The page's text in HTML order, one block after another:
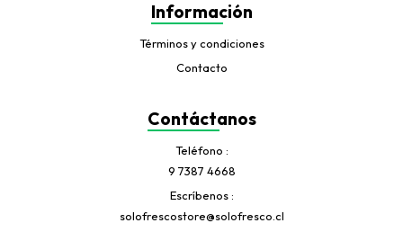
Información
Términos y condiciones
Contacto
Contáctanos
Teléfono
9 7387 4668
Escríbenos
solofrescostore@solofresco.cl